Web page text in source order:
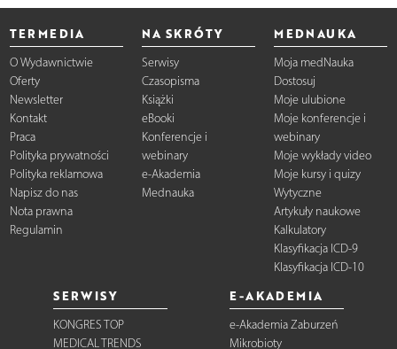
TERMEDIA
O Wydawnictwie
Oferty
Newsletter
Kontakt
Praca
Polityka prywatności
Polityka reklamowa
Napisz do nas
Nota prawna
Regulamin
NA SKRÓTY
Serwisy
Czasopisma
Książki
eBooki
Konferencje i
webinary
e-Akademia
Mednauka
MEDNAUKA
Moja medNauka
Dostosuj
Moje ulubione
Moje konferencje i
webinary
Moje wykłady video
Moje kursy i quizy
Wytyczne
Artykuły naukowe
Kalkulatory
Klasyfikacja ICD-9
Klasyfikacja ICD-10
SERWISY
KONGRES TOP
MEDICAL TRENDS
E-AKADEMIA
e-Akademia Zaburzeń
Mikrobioty